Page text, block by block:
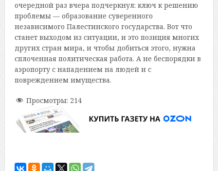
очередной раз вчера подчеркнул: ключ к решению
проблемы — образование суверенного
независимого Палестинского государства. Вот что
станет выходом из ситуации, и это позиция многих
других стран мира, и чтобы добиться этого, нужна
сплоченная политическая работа. А не беспорядки в
аэропорту с нападением на людей и с
повреждением имущества.
Просмотры: 214